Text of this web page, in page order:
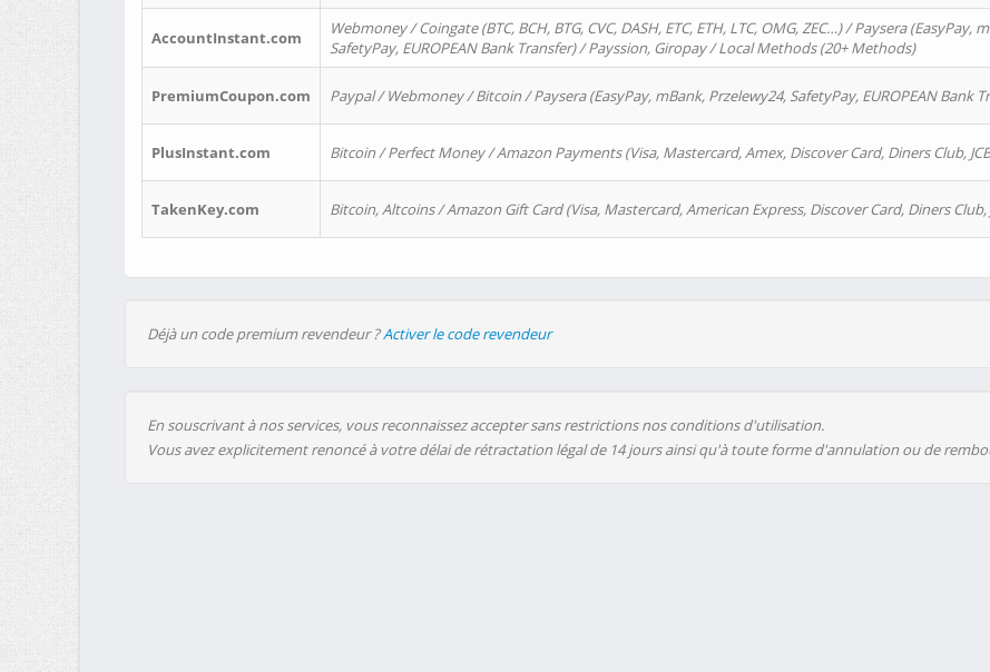
AccountInstant.com
Webmoney / Coingate (BTC, BCH, BTG, CVC, DASH, ETC, ETH, LTC, OMG, ZEC…) / Paysera (EasyPay,
SafetyPay, EUROPEAN Bank Transfer) / Payssion, Giropay / Local Methods (20+ Methods)
PremiumCoupon.com Paypal / Webmoney / Bitcoin / Paysera (EasyPay, mBank, Przelewy24, SafetyPay, EUROPEAN Bank
PlusInstant.com Bitcoin / Perfect Money / Amazon Payments (Visa, Mastercard, Amex, Discover Card, Diners Club,
TakenKey.com Bitcoin, Altcoins / Amazon Gift Card (Visa, Mastercard, American Express, Discover Card, Diners Club,
Déjà un code premium revendeur ?Activer le code revendeur
En souscrivant à nos services, vous reconnaissez accepter sans restrictions nos conditions d'utilisation.
Vous avez explicitement renoncé à votre délai de rétractation légal de 14 jours ainsi qu'à toute forme d'annulation ou de